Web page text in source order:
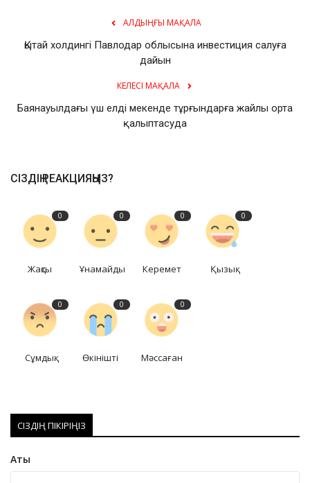
АЛДЫҢҒЫ МАҚАЛА
Қытай холдингі Павлодар облысына инвестиция салуға
дайын
КЕЛЕСІ МАҚАЛА
Баянауылдағы үш елді мекенде тұрғындарға жайлы орта
қалыптасуда
СІЗДІҢ РЕАКЦИЯҢЫЗ?
0
Жақсы
0
Ұнамайды
0
Керемет
0
Қызық
0
Сұмдық
0
Өкінішті
0
Мәссаған
СІЗДІҢ ПІКІРІҢІЗ
Аты